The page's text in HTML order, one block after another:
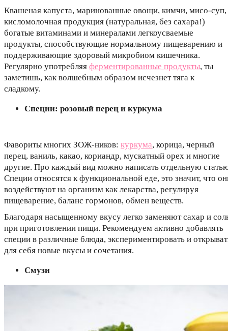
Квашеная капуста, маринованные овощи, кимчи, мисо-суп,
кисломолочная продукция (натуральная, без сахара!)
богатые витаминами и минералами легкоусваемые
продукты, способствующие нормальному пищеварению и
поддерживающие здоровый микробиом кишечника.
Регулярно употребляя ферментированные продукты, ты
заметишь, как волшебным образом исчезнет тяга к
сладкому.
Специи: розовый перец и куркума
Фавориты многих ЗОЖ-ников: куркума, корица, черный
перец, ваниль, какао, кориандр, мускатный орех и многие
другие. Про каждый вид можно написать отдельную
Специи относятся к функциональной еде, это значит, что
воздействуют на организм как лекарства, регулируя
пищеварение, баланс гормонов, обмен веществ.
Благодаря насыщенному вкусу легко заменяют сахар и
при приготовлении пищи. Рекомендуем активно добавлять
специи в различные блюда, экспериментировать и
для себя новые вкусы и сочетания.
Смузи